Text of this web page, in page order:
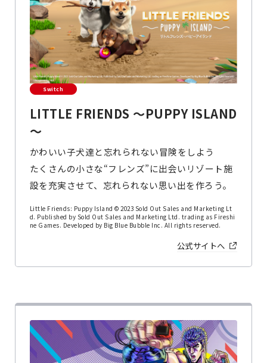
Switch
LITTLE FRIENDS ～PUPPY ISLAND
～
かわいい子犬達と忘れられない冒険をしよう
たくさんの小さな“フレンズ”に出会いリゾート施
設を充実させて、忘れられない思い出を作ろう。
Little Friends: Puppy Island © 2023 Sold Out Sales and Marketing Lt
d. Published by Sold Out Sales and Marketing Ltd. trading as Fireshi
ne Games. Developed by Big Blue Bubble Inc. All rights reserved.
公式サイトへ